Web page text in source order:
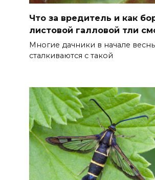
Что за вредитель и как
листовой галловой тли
Многие дачники в начале
сталкиваются с такой